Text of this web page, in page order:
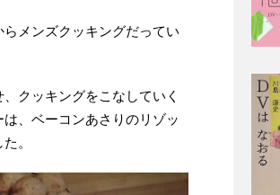
メンズクッキングだってい
クッキングをこなしていく
、ベーコンあさりのリゾッ
。